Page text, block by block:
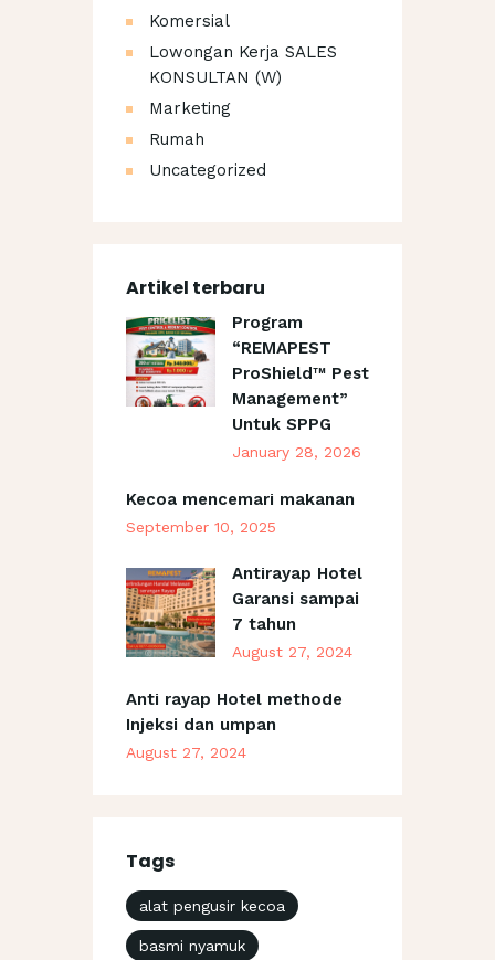
Komersial
Lowongan Kerja SALES
KONSULTAN (W)
Marketing
Rumah
Uncategorized
Artikel terbaru
Program
“REMAPEST
ProShield™ Pest
Management”
Untuk SPPG
January 28, 2026
Kecoa mencemari makanan
September 10, 2025
Antirayap Hotel
Garansi sampai
7 tahun
August 27, 2024
Anti rayap Hotel methode
Injeksi dan umpan
August 27, 2024
Tags
alat pengusir kecoa
basmi nyamuk